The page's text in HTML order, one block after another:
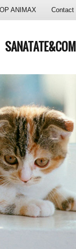
ANIMAX Contact